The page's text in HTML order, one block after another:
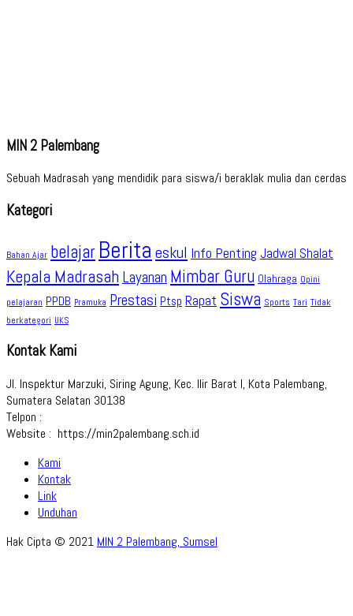
MIN 2 Palembang
Sebuah Madrasah yang mendidik para siswa/i beraklak mulia dan cerdas
Kategori
Bahan Ajar belajar Berita eskul Info Penting Jadwal Shalat
Kepala Madrasah Layanan Mimbar Guru Olahraga Opini
pelajaran PPDB Pramuka Prestasi Ptsp Rapat Siswa Sports Tari Tidak
berkategori UKS
Kontak Kami
Jl. Inspektur Marzuki, Siring Agung, Kec. Ilir Barat I, Kota Palembang,
Sumatera Selatan 30138
Telpon :
Website : https://min2palembang.sch.id
Kami
Kontak
Link
Unduhan
Hak Cipta © 2021 MIN 2 Palembang, Sumsel